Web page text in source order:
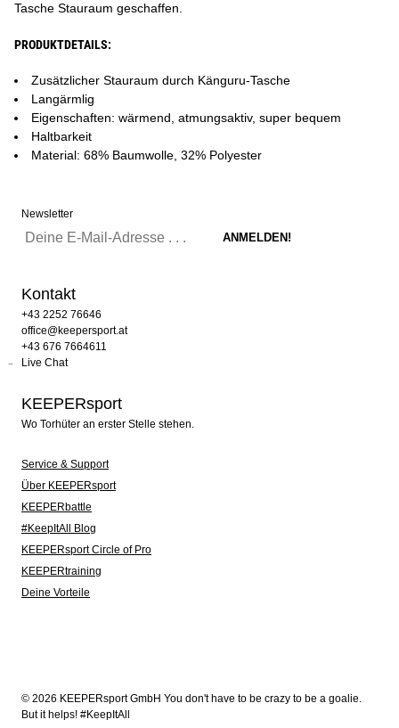
Tasche Stauraum geschaffen.
PRODUKTDETAILS:
Zusätzlicher Stauraum durch Känguru-Tasche
Langärmlig
Eigenschaften: wärmend, atmungsaktiv, super bequem
Haltbarkeit
Material: 68% Baumwolle, 32% Polyester
Newsletter
Kontakt
+43 2252 76646
office@keepersport.at
+43 676 7664611
Live Chat
KEEPERsport
Wo Torhüter an erster Stelle stehen.
Service & Support
Über KEEPERsport
KEEPERbattle
#KeepItAll Blog
KEEPERsport Circle of Pro
KEEPERtraining
Deine Vorteile
© 2026 KEEPERsport GmbH You don't have to be crazy to be a goalie.
But it helps! #KeepItAll